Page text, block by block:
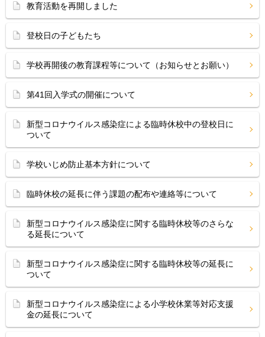
教育活動を再開しました
登校日の子どもたち
学校再開後の教育課程等について（お知らせとお願い）
第41回入学式の開催について
新型コロナウイルス感染症による臨時休校中の登校日に
ついて
学校いじめ防止基本方針について
臨時休校の延長に伴う課題の配布や連絡等について
新型コロナウイルス感染症に関する臨時休校等のさらな
る延長について
新型コロナウイルス感染症に関する臨時休校等の延長に
ついて
新型コロナウイルス感染症による小学校休業等対応支援
金の延長について